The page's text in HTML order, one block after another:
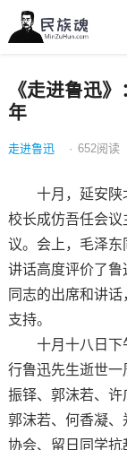
《走进鲁迅
年
走进鲁迅 · 652阅读
十月，延安陕北
校长成仿吾任会
议。会上，毛泽东
讲话高度评价了
同志的出席和讲
支持。
十月十八日下午
行鲁迅先生逝世
振铎、郭沫若、许
郭沫若、何香凝
协会、留日同学抗